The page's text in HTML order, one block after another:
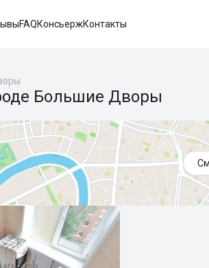
FAQКонсьержКонтакты
Большие Дворы